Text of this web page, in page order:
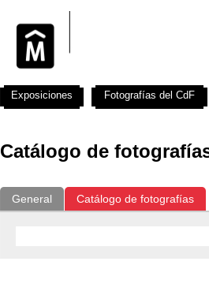
Catálogo de
General Catálogo de fotografías
Exposiciones Fotografías del CdF